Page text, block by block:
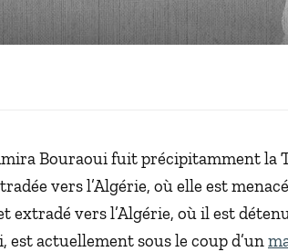
Bouraoui fuit précipitamment la
vers l’Algérie, où elle est
extradé vers l’Algérie, où il est
actuellement sous le coup d’un